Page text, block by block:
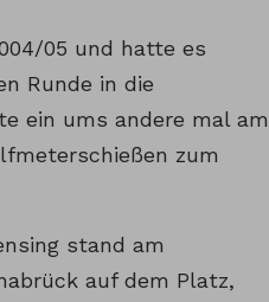
05 und hatte es
Runde in die
ein ums andere mal am
zum
stand am
auf dem Platz,